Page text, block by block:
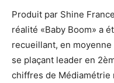
Produit par Shine
réalité «Baby Boom» a
recueillant, en moyenne
se plaçant leader en
chiffres de Médiamétrie